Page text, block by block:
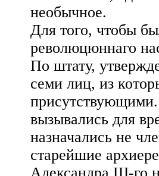
необычное.
Для того, чтобы
революцюннаго
По штату,
семи лиц, из
вызывались для
назначались не
старейшие